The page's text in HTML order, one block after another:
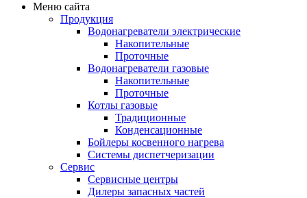
Меню сайта
Продукция
Водонагреватели электрические
Накопительные
Проточные
Водонагреватели газовые
Накопительные
Проточные
Котлы газовые
Традиционные
Конденсационные
Бойлеры косвенного нагрева
Системы диспетчеризации
Сервис
Сервисные центры
Дилеры запасных частей